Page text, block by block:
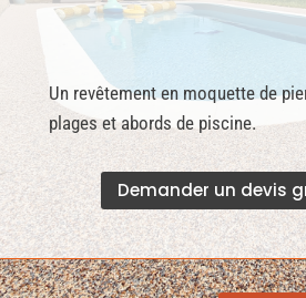
Un revêtement en moquette de
plages et abords de piscine.
Demander un devis